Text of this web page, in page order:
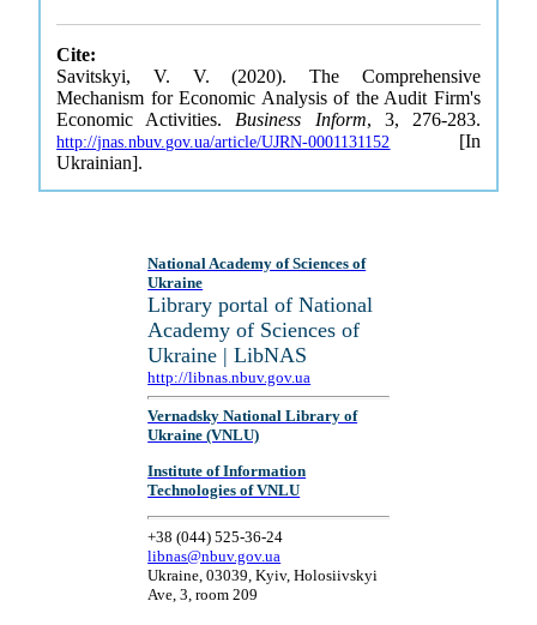
Cite:
Savitskyi, V. V. (2020). The Comprehensive
Mechanism for Economic Analysis of the Audit Firm's
Economic Activities. Business Inform, 3, 276-283.
http://jnas.nbuv.gov.ua/article/UJRN-0001131152 [In
Ukrainian].
National Academy of Sciences of
Ukraine
Library portal of National
Academy of Sciences of
Ukraine | LibNAS
http://libnas.nbuv.gov.ua
Vernadsky National Library of
Ukraine (VNLU)
Institute of Information
Technologies of VNLU
+38 (044) 525-36-24
libnas@nbuv.gov.ua
Ukraine, 03039, Kyiv, Holosiivskyi
Ave, 3, room 209